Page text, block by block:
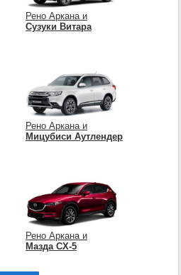
Рено Аркана и
Сузуки Витара
Рено Аркана и
Мицубиси Аутлендер
Рено Аркана и
Мазда СХ-5